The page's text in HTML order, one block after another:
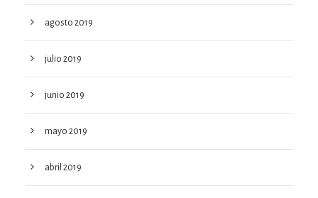
agosto 2019
julio 2019
junio 2019
mayo 2019
abril 2019